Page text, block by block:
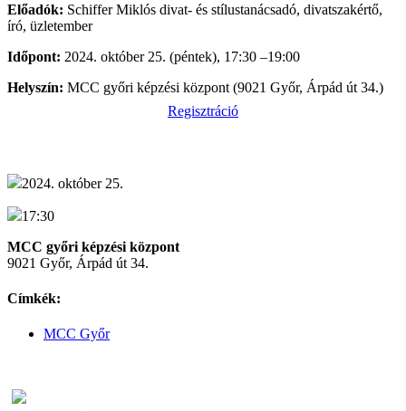
Előadók: Schiffer Miklós divat- és stílustanácsadó, divatszakértő,
író, üzletember
Időpont: 2024. október 25. (péntek), 17:30 –19:00
Helyszín: MCC győri képzési központ (9021 Győr, Árpád út 34.)
Regisztráció
2024. október 25.
17:30
MCC győri képzési központ
9021 Győr, Árpád út 34.
Címkék:
MCC Győr